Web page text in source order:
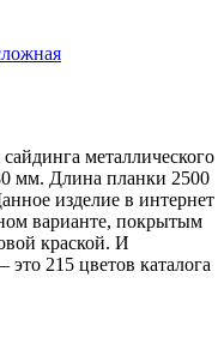
металлического
мм. Длина планки 2500
изделие в интернет
варианте, покрытым
краской. И
215 цветов каталога